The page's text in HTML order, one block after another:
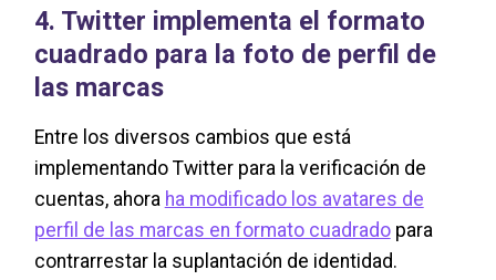
4. Twitter implementa el formato
cuadrado para la foto de perfil de
las marcas
Entre los diversos cambios que está
implementando Twitter para la verificación de
cuentas, ahora ha modificado los avatares de
perfil de las marcas en formato cuadradopara
contrarrestar la suplantación de identidad.